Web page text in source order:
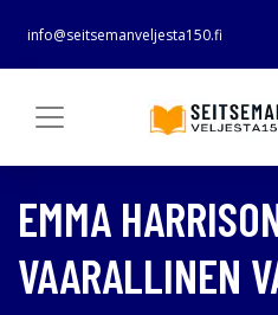
info@seitsemanveljesta150.fi
EMMA
VAARALLINEN